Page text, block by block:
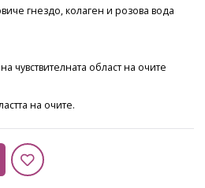
гнездо, колаген и розова вода
чувствителната област на очите
на очите.